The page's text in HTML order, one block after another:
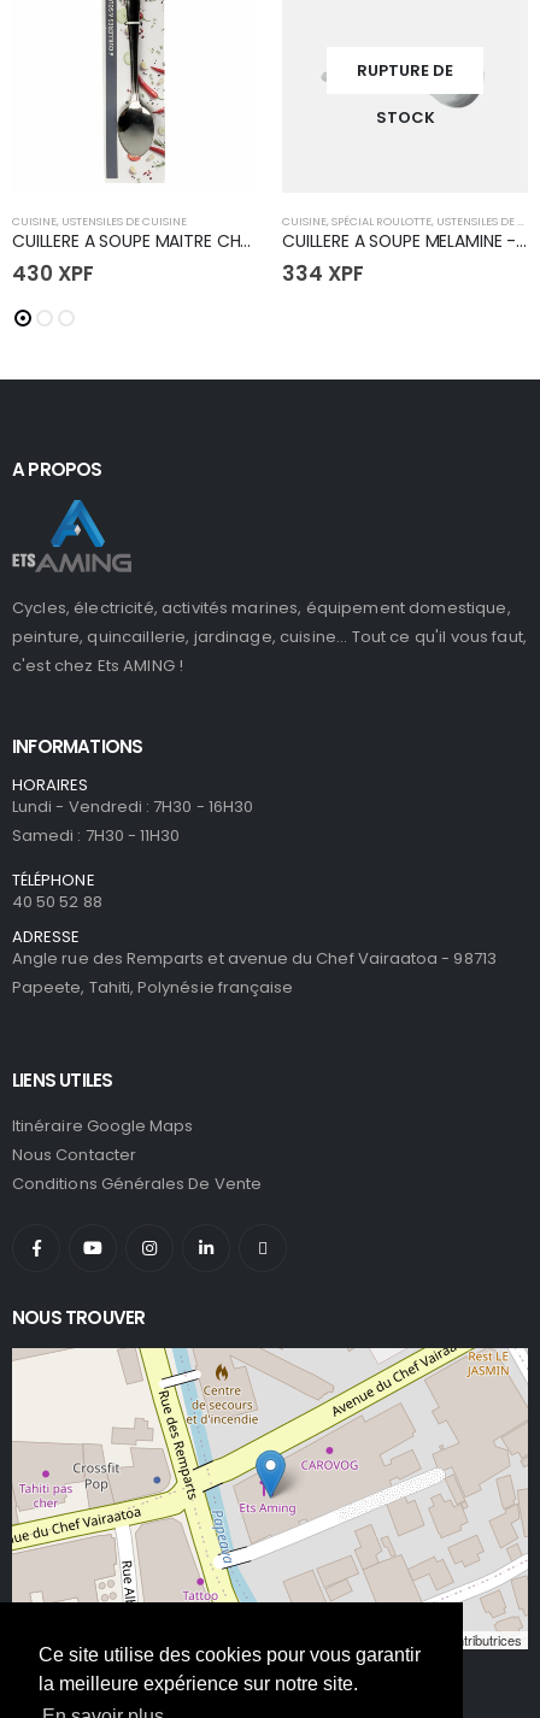
Ce site utilise des cookies pour vous garantir
la meilleure expérience sur notre site.
CUISINE, USTENSILES DE CUISINE
CUILLERE A SOUPE MAITRE CHEF x6PCS 18CM
430 XPF
RUPTURE DE
STOCK
CUISINE, SPÉCIAL ROULOTTE, USTENSILES DE CUISINE
CUILLERE A SOUPE MELAMINE - FLEUR
334 XPF
A PROPOS
Cycles, électricité, activités marines, équipement domestique,
peinture, quincaillerie, jardinage, cuisine... Tout ce qu'il vous faut,
c'est chez Ets AMING !
INFORMATIONS
HORAIRES
Lundi - Vendredi : 7H30 - 16H30
Samedi : 7H30 - 11H30
TÉLÉPHONE
40 50 52 88
ADRESSE
Angle rue des Remparts et avenue du Chef Vairaatoa - 98713
Papeete, Tahiti, Polynésie française
LIENS UTILES
Itinéraire Google Maps
Nous Contacter
Conditions Générales De Vente
NOUS TROUVER
contributeurs/contributrices